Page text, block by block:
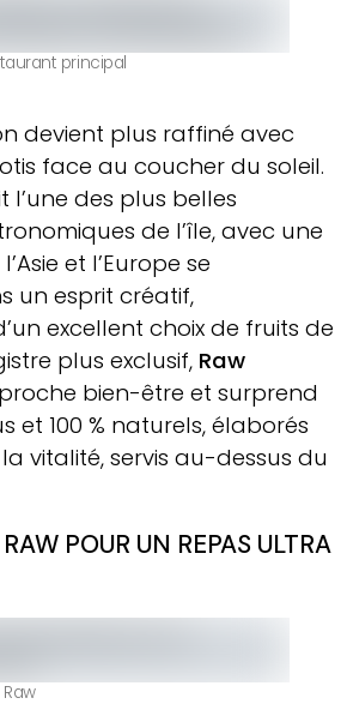
principal
devient plus raffiné avec
face au coucher du soleil.
l’une des plus belles
de l’île, avec une
et l’Europe se
un esprit créatif,
excellent choix de fruits de
plus exclusif, Raw
bien-être et surprend
et 100 % naturels, élaborés
vitalité, servis au-dessus du
POUR UN REPAS ULTRA